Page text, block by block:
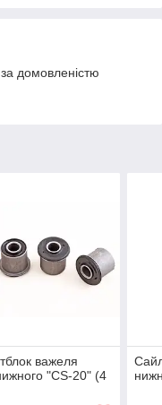
домовленістю
важеля
"CS-20" (4